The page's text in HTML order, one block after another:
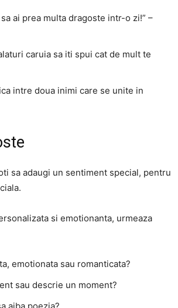
ai prea multa dragoste intr-o zi!” –
caruia sa iti spui cat de mult te
intre doua inimi care se unite in
sa adaugi un sentiment special, pentru
si emotionanta, urmeaza
emotionata sau romanticata?
sau descrie un moment?